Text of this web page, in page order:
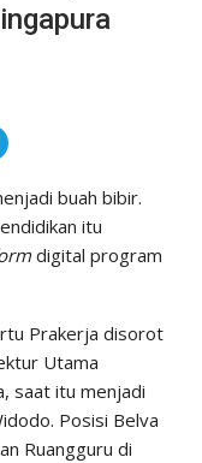
buah bibir.
itu
digital program
Prakerja disorot
Utama
saat itu menjadi
Posisi Belva
Ruangguru di